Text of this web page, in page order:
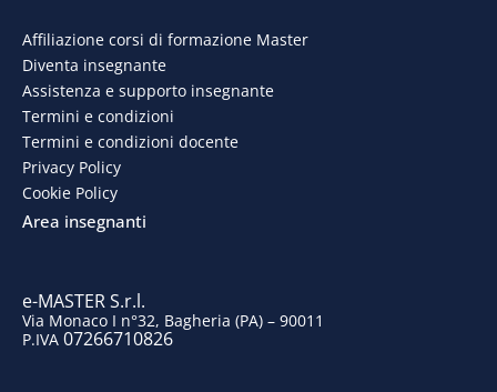
e
b
o
k
k
e
d
t
Affiliazione corsi di formazione Master
Diventa insegnante
Assistenza e supporto insegnante
Termini e condizioni
Termini e condizioni docente
Privacy Policy
Cookie Policy
Area insegnanti
e-MASTER S.r.l.
Via Monaco I n°32, Bagheria (PA) – 90011
P.IVA 07266710826